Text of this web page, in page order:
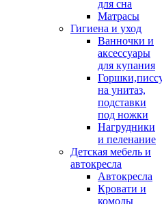
для сна
Матрасы
Гигиена и уход
Ванночки и
аксессуары
для купания
на унитаз,
подставки
под ножки
Нагрудники
и пеленание
Детская мебель и
автокресла
Автокресла
Кровати и
комоды